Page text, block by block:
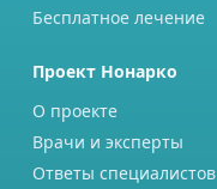
Бесплатное лечение
Проект Нонарко
О проекте
Врачи и эксперты
Ответы специалистов